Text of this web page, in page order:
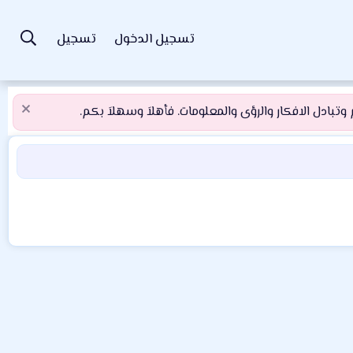
تسجيل الدخول تسجيل
الافكار والرؤى والمعلومات. فأهلاَ وسهلاَ بكم.